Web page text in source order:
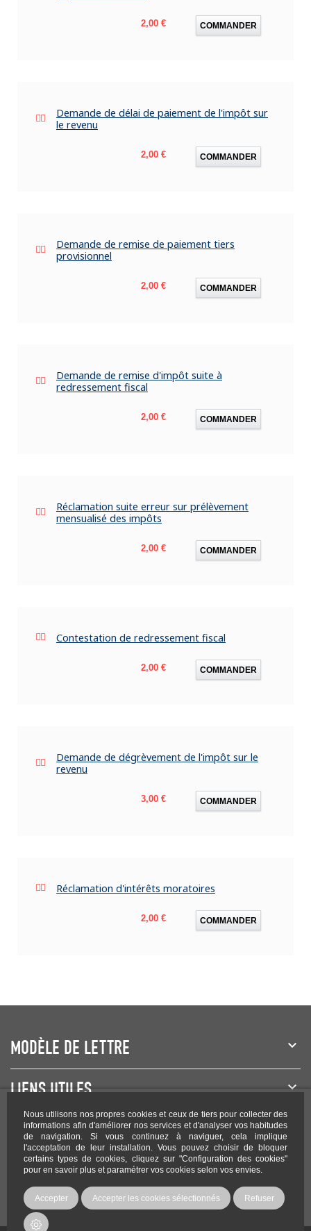
Nous utilisons nos propres cookies et ceux de tiers pour collecter des
informations afin d'améliorer nos services et d'analyser vos habitudes
de navigation. Si vous continuez à naviguer, cela implique
l'acceptation de leur installation. Vous pouvez choisir de bloquer
certains types de cookies, cliquez sur "Configuration des cookies"
pour en savoir plus et paramétrer vos cookies selon vos envies.
Accepter Accepter les cookies sélectionnés Refuser
Prix
2,00 € COMMANDER
Demande de délai de paiement de l'impôt sur
le revenu
Prix
2,00 € COMMANDER
Demande de remise de paiement tiers
provisionnel
Prix
2,00 € COMMANDER
Demande de remise d'impôt suite à
redressement fiscal
Prix
2,00 € COMMANDER
Réclamation suite erreur sur prélèvement
mensualisé des impôts
Prix
2,00 € COMMANDER
Contestation de redressement fiscal
Prix
2,00 € COMMANDER
Demande de dégrèvement de l'impôt sur le
revenu
Prix
3,00 € COMMANDER
Réclamation d'intérêts moratoires
Prix
2,00 € COMMANDER
MODÈLE DE LETTRE
LIENS UTILES
NEWSLETTER